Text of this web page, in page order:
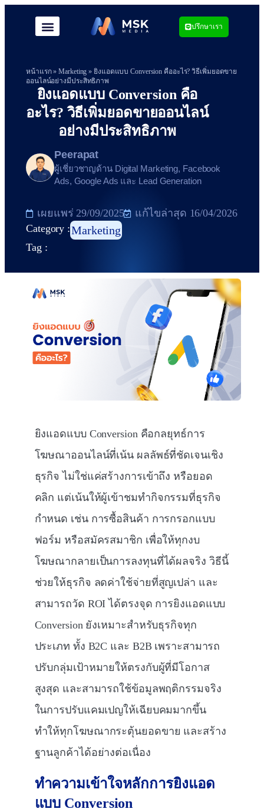
ปรึกษาเรา
หน้าแรก»Marketing »ยิงแอดแบบ Conversion คืออะไร? วิธีเพิ่มยอดขาย
ออนไลน์อย่างมีประสิทธิภาพ
ยิงแอดแบบ Conversion คือ
อะไร? วิธีเพิ่มยอดขายออนไลน์
อย่างมีประสิทธิภาพ
Peerapat
ผู้เชี่ยวชาญด้าน Digital Marketing, Facebook
Ads, Google Ads และ Lead Generation
เผยแพร่ 29/09/2025
แก้ไขล่าสุด 16/04/2026
Category :Marketing
Tag :
ยิงแอดแบบ Conversion คือกลยุทธ์การ
โฆษณาออนไลน์ที่เน้น ผลลัพธ์ที่ชัดเจนเชิง
ธุรกิจ ไม่ใช่แค่สร้างการเข้าถึง หรือยอด
คลิก แต่เน้นให้ผู้เข้าชมทำกิจกรรมที่ธุรกิจ
กำหนด เช่น การซื้อสินค้า การกรอกแบบ
ฟอร์ม หรือสมัครสมาชิก เพื่อให้ทุกงบ
โฆษณากลายเป็นการลงทุนที่ได้ผลจริง วิธีนี้
ช่วยให้ธุรกิจ ลดค่าใช้จ่ายที่สูญเปล่า และ
สามารถวัด ROI ได้ตรงจุด การยิงแอดแบบ
Conversion ยังเหมาะสำหรับธุรกิจทุก
ประเภท ทั้ง B2C และ B2B เพราะสามารถ
ปรับกลุ่มเป้าหมายให้ตรงกับผู้ที่มีโอกาส
สูงสุด และสามารถใช้ข้อมูลพฤติกรรมจริง
ในการปรับแคมเปญให้เฉียบคมมากขึ้น
ทำให้ทุกโฆษณากระตุ้นยอดขาย และสร้าง
ฐานลูกค้าได้อย่างต่อเนื่อง
ทำความเข้าใจหลักการยิงแอด
แบบ Conversion